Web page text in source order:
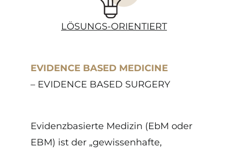
LÖSUNGS-ORIENTIERT
EVIDENCE BASED MEDICINE
– EVIDENCE BASED SURGERY
Evidenzbasierte Medizin (EbM oder
EBM) ist der „gewissenhafte,